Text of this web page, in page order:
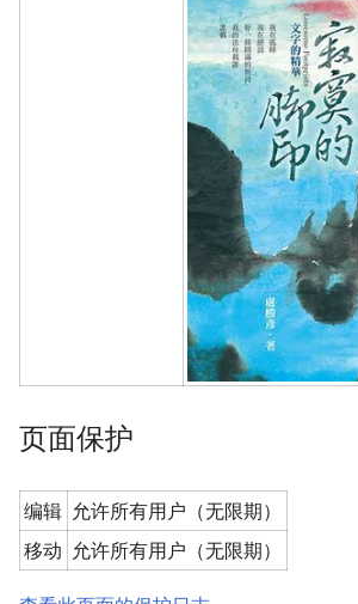
页面保护
编辑 允许所有用户（无限期）
移动 允许所有用户（无限期）